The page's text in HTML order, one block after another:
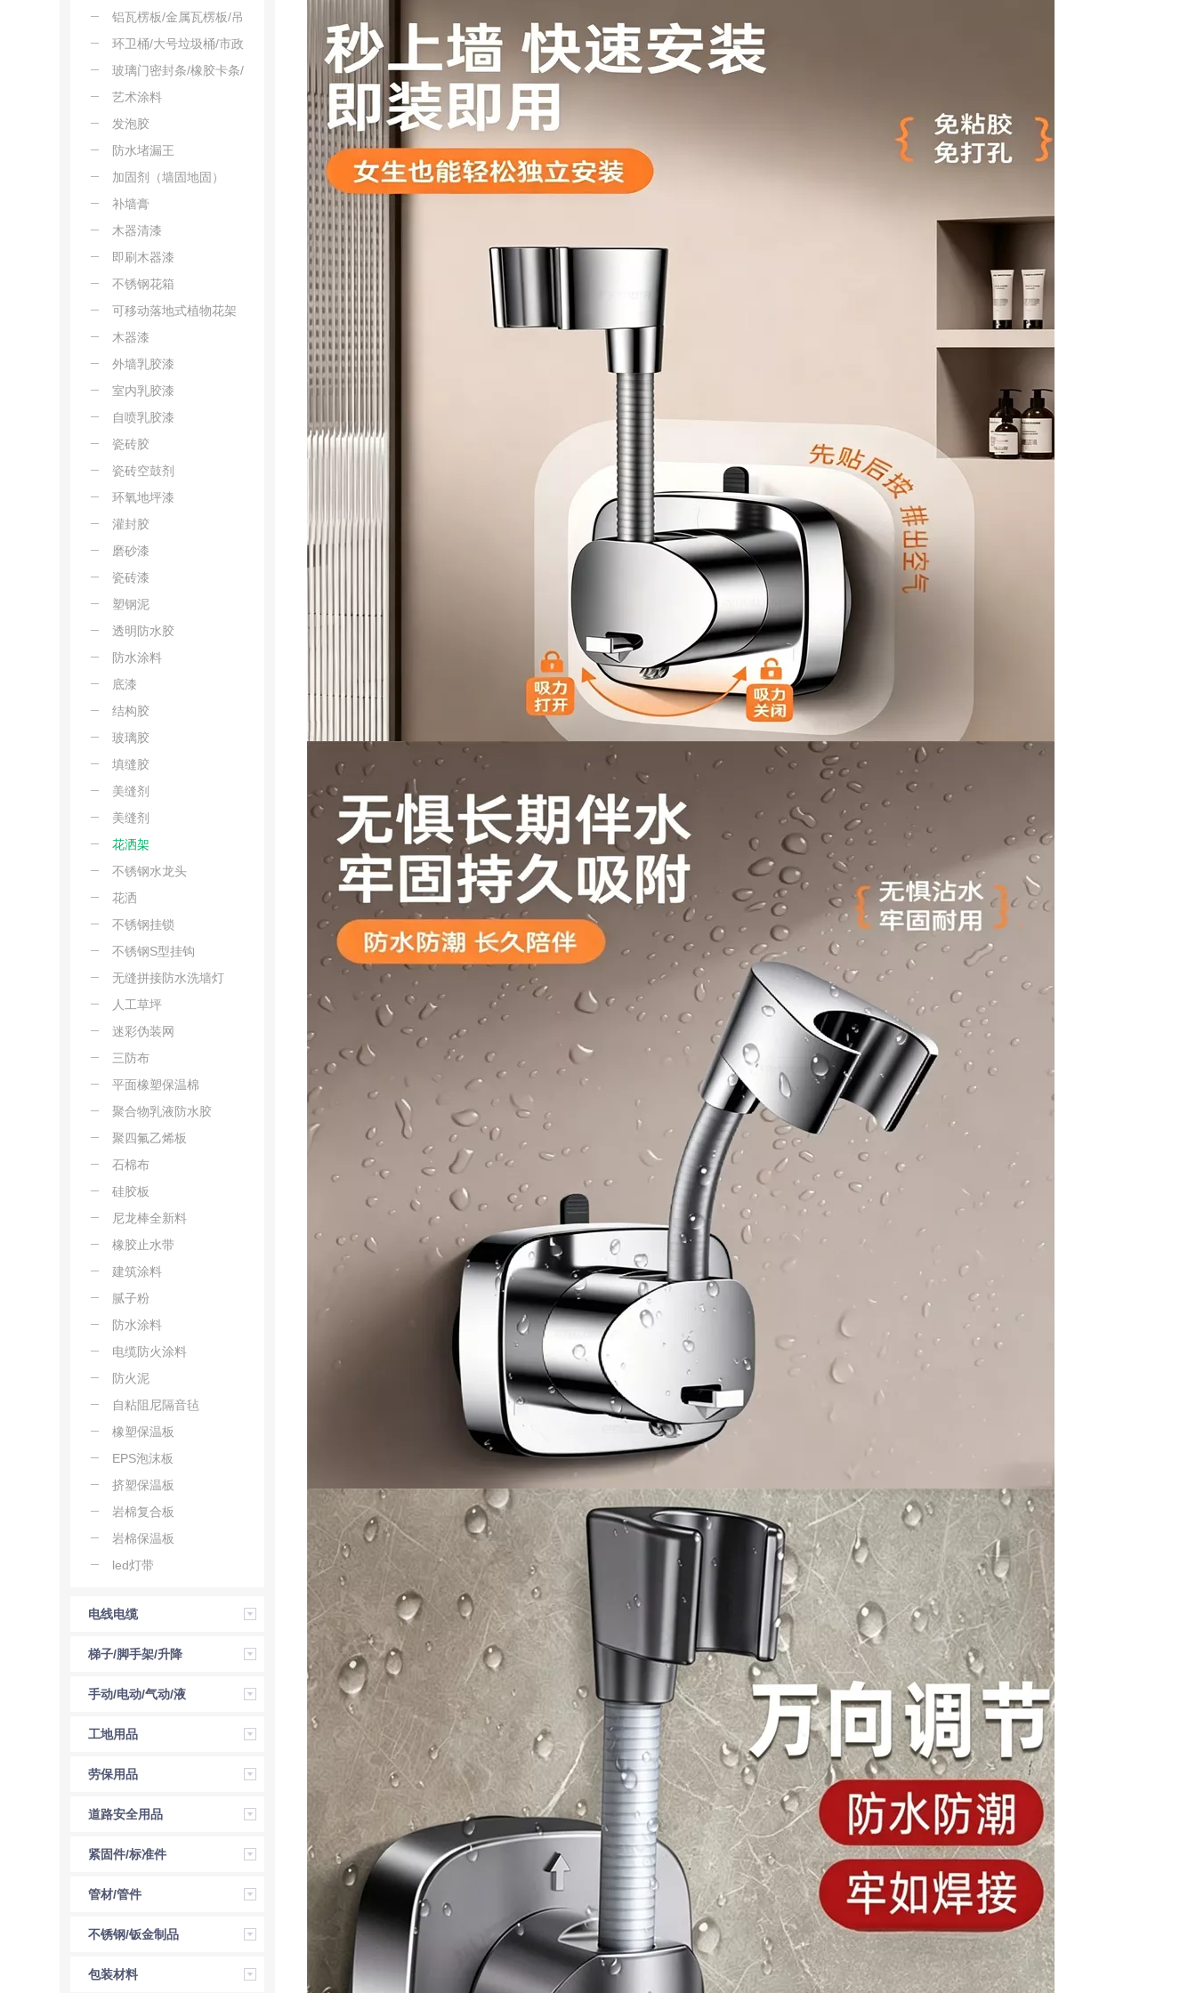
板/PMMA板
消音板/隔声板
铝瓦楞板/金属瓦楞板/吊
顶瓦楞板/屋面铝楞板/装
饰瓦楞板
环卫桶/大号垃圾桶/市政
垃圾桶/塑料环卫桶/景区
垃圾桶
玻璃门密封条/橡胶卡条/
压线条/门窗卡条/玻璃扣
条
艺术涂料
发泡胶
防水堵漏王
加固剂（墙固地固）
补墙膏
木器清漆
即刷木器漆
不锈钢花箱
可移动落地式植物花架
木器漆
外墙乳胶漆
室内乳胶漆
自喷乳胶漆
瓷砖胶
瓷砖空鼓剂
环氧地坪漆
灌封胶
磨砂漆
瓷砖漆
塑钢泥
透明防水胶
防水涂料
底漆
结构胶
玻璃胶
填缝胶
美缝剂
美缝剂
花洒架
不锈钢水龙头
花洒
不锈钢挂锁
不锈钢S型挂钩
无缝拼接防水洗墙灯
人工草坪
迷彩伪装网
三防布
平面橡塑保温棉
聚合物乳液防水胶
聚四氟乙烯板
石棉布
硅胶板
尼龙棒全新料
橡胶止水带
建筑涂料
腻子粉
防水涂料
电缆防火涂料
防火泥
自粘阻尼隔音毡
橡塑保温板
EPS泡沫板
挤塑保温板
岩棉复合板
岩棉保温板
led灯带
电线电缆
梯子/脚手架/升降
机
手动/电动/气动/液
压工具
工地用品
劳保用品
道路安全用品
紧固件/标准件
管材/管件
不锈钢/钣金制品
包装材料